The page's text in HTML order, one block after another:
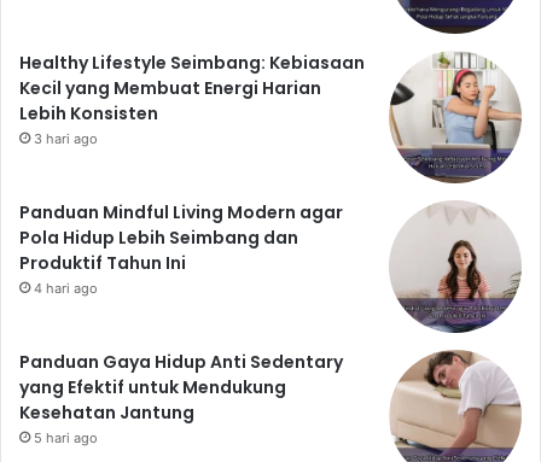
dan hindari pikiran negatif yang berlebihan. Berpikir
mengurangi stres.
Menjaga kesehatan tidak harus sulit. Dengan
menerapkan 15 cara hidup sehat sederhana di atas,
Anda dapat meningkatkan kualitas hidup dan
mencegah berbagai penyakit. Ingatlah bahwa
konsistensi adalah kunci. Mulailah dari hal-hal kecil dan
bertahap, dan Anda akan merasakan manfaatnya
dalam jangka panjang. Hidup sehat itu mudah, asalkan
Healthy Lifestyle Seimbang: Kebiasaan
Kecil yang Membuat Energi Harian
Lebih Konsisten
3 hari ago
Panduan Mindful Living Modern agar
Pola Hidup Lebih Seimbang dan
Produktif Tahun Ini
4 hari ago
Panduan Gaya Hidup Anti Sedentary
yang Efektif untuk Mendukung
Kesehatan Jantung
5 hari ago